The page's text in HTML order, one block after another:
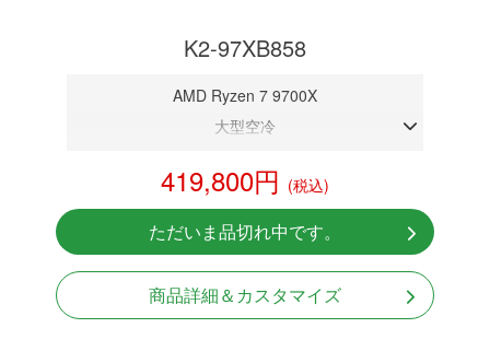
K2-97XB858
AMD Ryzen 7 9700X
大型空冷
RTX 5080 16GB
NVMeSSD 1TB
Windows11 Home 64bit
419,800円 (税込)
ただいま品切れ中です。
商品詳細＆カスタマイズ